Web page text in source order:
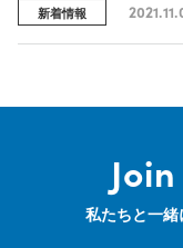
新着情報
私たちと一緒